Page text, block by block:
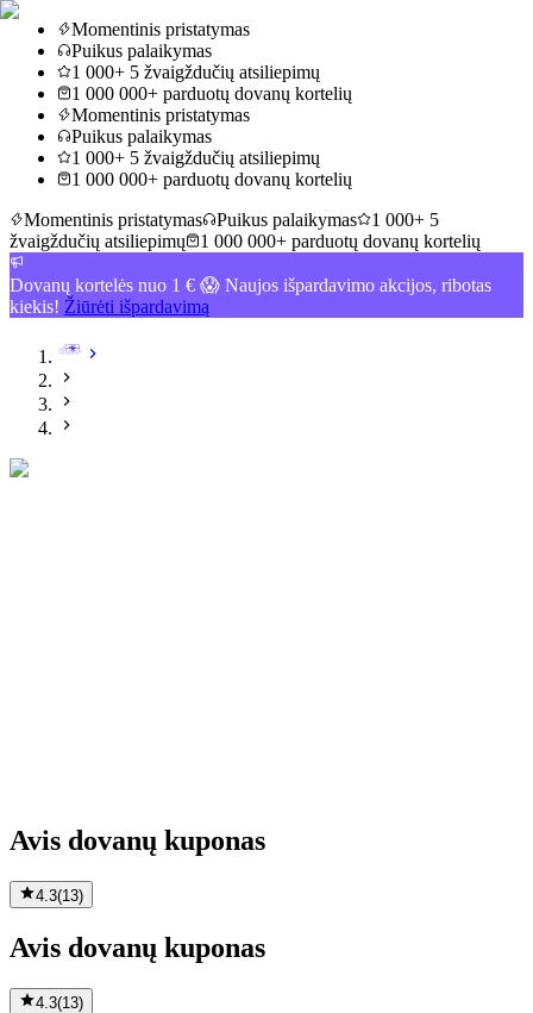
Momentinis pristatymas
Puikus palaikymas
1 000+ 5 žvaigždučių atsiliepimų
1 000 000+ parduotų dovanų kortelių
Momentinis pristatymas
Puikus palaikymas
1 000+ 5 žvaigždučių atsiliepimų
1 000 000+ parduotų dovanų kortelių
Momentinis pristatymas
Puikus palaikymas
1 000+ 5
žvaigždučių atsiliepimų
1 000 000+ parduotų dovanų kortelių
Dovanų kortelės nuo 1 € 😱 Naujos išpardavimo akcijos, ribotas
kiekis! Žiūrėti išpardavimą
Avis dovanų kuponas
4.3(13)
Avis dovanų kuponas
4.3(13)